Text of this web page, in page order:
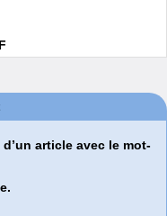
article avec le mot-